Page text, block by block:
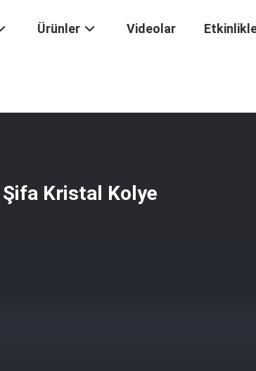
Ürünler Videolar
Kristal Kolye